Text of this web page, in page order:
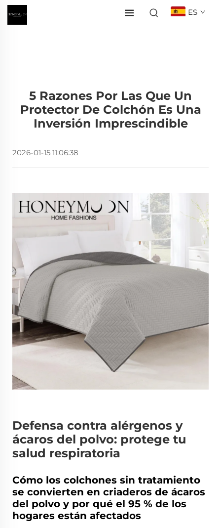
ES
5 Razones Por Las Que Un
Protector De Colchón Es Una
Inversión Imprescindible
2026-01-15 11:06:38
Defensa contra alérgenos y
ácaros del polvo: protege tu
salud respiratoria
Cómo los colchones sin tratamiento
se convierten en criaderos de ácaros
del polvo y por qué el 95 % de los
hogares están afectados